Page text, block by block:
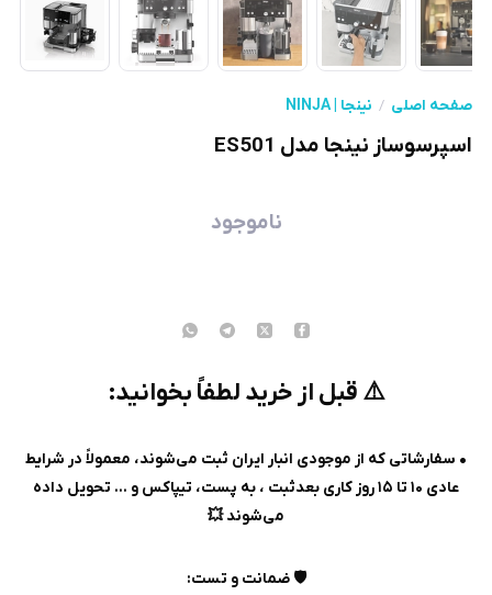
صفحه اصلی نینجا | NINJA
اسپرسوساز نینجا مدل ES501
ناموجود
⚠️ قبل از خرید لطفاً بخوانید:
• سفارشاتی که از موجودی انبار ایران ثبت می‌شوند، معمولاً در شرایط
عادی ۱۰ تا ۱۵ روز کاری بعدثبت ، به پست، تیپاکس و ... تحویل داده
می‌شوند 💥
🛡️ ضمانت و تست: